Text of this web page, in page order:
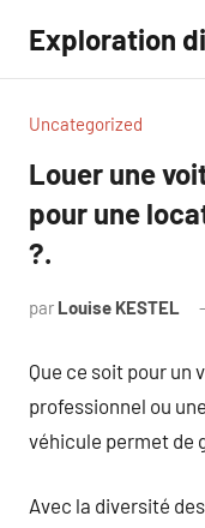
contenu
Exploration
Uncategorized
Louer une
pour une
?.
par Louise KESTEL
Que ce soit pour un
professionnel ou
véhicule permet de
Avec la diversité